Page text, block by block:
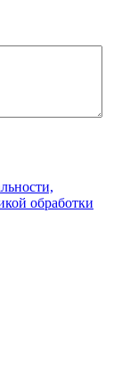
обработки